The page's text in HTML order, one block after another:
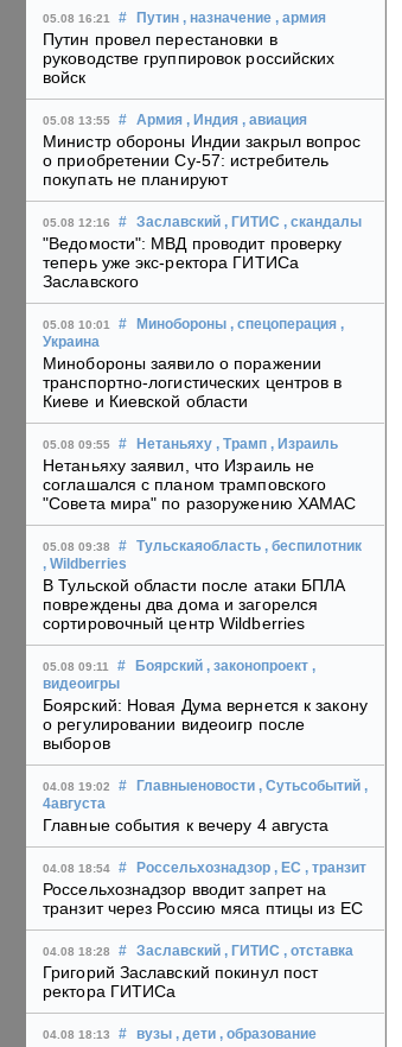
05.08 16:21 # Путин , назначение , армия
Путин провел перестановки в
руководстве группировок российских
войск
05.08 13:55 # Армия , Индия , авиация
Министр обороны Индии закрыл вопрос
о приобретении Су-57: истребитель
покупать не планируют
05.08 12:16 # Заславский , ГИТИС , скандалы
"Ведомости": МВД проводит проверку
теперь уже экс-ректора ГИТИСа
Заславского
05.08 10:01 # Минобороны , спецоперация ,
Украина
Минобороны заявило о поражении
транспортно-логистических центров в
Киеве и Киевской области
05.08 09:55 # Нетаньяху , Трамп , Израиль
Нетаньяху заявил, что Израиль не
соглашался с планом трамповского
"Совета мира" по разоружению ХАМАС
05.08 09:38 # Тульскаяобласть , беспилотник
, Wildberries
В Тульской области после атаки БПЛА
повреждены два дома и загорелся
сортировочный центр Wildberries
05.08 09:11 # Боярский , законопроект ,
видеоигры
Боярский: Новая Дума вернется к закону
о регулировании видеоигр после
выборов
04.08 19:02 # Главныеновости , Сутьсобытий ,
4августа
Главные события к вечеру 4 августа
04.08 18:54 # Россельхознадзор , ЕС , транзит
Россельхознадзор вводит запрет на
транзит через Россию мяса птицы из ЕС
04.08 18:28 # Заславский , ГИТИС , отставка
Григорий Заславский покинул пост
ректора ГИТИСа
04.08 18:13 # вузы , дети , образование